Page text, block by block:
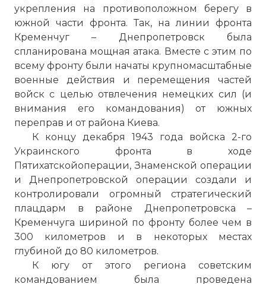
укрепления на противоположном берегу в
южной части фронта. Так, на линии фронта
Кременчуг – Днепропетровск была
спланирована мощная атака. Вместе с этим по
всему фронту были начаты крупномасштабные
военные действия и перемещения частей
войск с целью отвлечения немецких сил (и
внимания его командования) от южных
переправ и от района Киева.
К концу декабря 1943 года войска 2-го
Украинского фронта в ходе
Пятихатскойоперации, Знаменской операции
и Днепропетровской операции создали и
контролировали огромный стратегический
плацдарм в районе Днепропетровска –
Кременчуга шириной по фронту более чем в
300 километров и в некоторых местах
глубиной до 80 километров.
К югу от этого региона советским
командованием была проведена